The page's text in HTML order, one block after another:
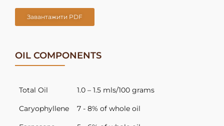
Завантажити PDF
OIL COMPONENTS
Total Oil 1.0 – 1.5 mls/100 grams
Caryophyllene 7 - 8% of whole oil